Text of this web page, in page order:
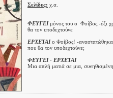
Σελίδες: χ.α.
ΦΕΥΓΕΙμόνος του ο Φοίβος -έξι
θα τον υποδεχτούνε
ΕΡΧΕΤΑΙο Φοίβος! -
που θα τον υποδεχτούνε;
ΦΕΥΓΕΙ - ΕΡΧΕΤΑΙ
Μια απλή ματιά σε μια,